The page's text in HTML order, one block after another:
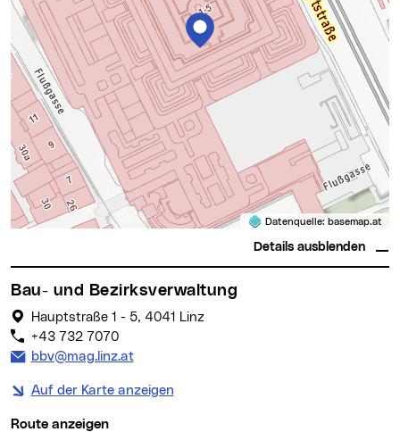
Datenquelle: basemap.at
Details ausblenden
Bau- und Bezirksverwaltung
Hauptstraße 1 - 5, 4041 Linz
+43 732 7070
E-Mail Adresse:
bbv@mag.linz.at
Auf der Karte anzeigen
Route anzeigen